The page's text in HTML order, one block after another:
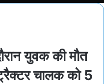
युवक की मौत
चालक को 5